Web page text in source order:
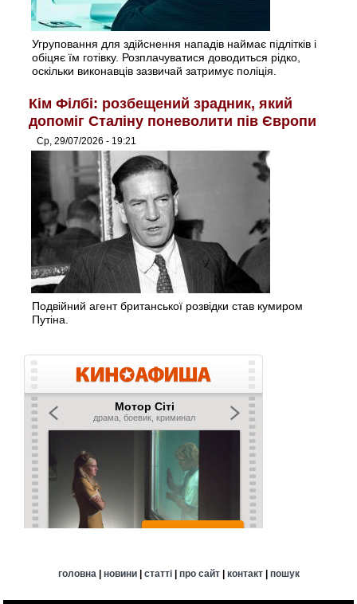
Угруповання для здійснення нападів наймає підлітків і
обіцяє їм готівку. Розплачуватися доводиться рідко,
оскільки виконавців зазвичай затримує поліція.
Кім Філбі: розбещений зрадник, який
допоміг Сталіну поневолити пів Європи
Ср, 29/07/2026 - 19:21
Подвійний агент британської розвідки став кумиром
Путіна.
головна| новини| статті| про сайт| контакт| пошук